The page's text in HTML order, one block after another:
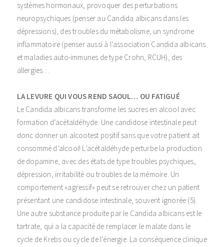
systèmes hormonaux, provoquer des perturbations
neuropsychiques (penser au Candida albicans dans les
dépressions), des troubles du métabolisme, un syndrome
inflammatoire (penser aussi à l’association Candida albicans
et maladies auto-immunes de type Crohn, RCUH), des
allergies…
LA LEVURE QUI VOUS REND SAOUL… OU FATIGUÉ
Le Candida albicans transforme les sucres en alcool avec
formation d’acétaldéhyde. Une candidose intestinale peut
donc donner un alcootest positif sans que votre patient ait
consommé d’alcool! L’acétaldéhyde perturbe la production
de dopamine, avec des états de type troubles psychiques,
dépression, irritabilité ou troubles de la mémoire. Un
comportement «agressif» peut se retrouver chez un patient
présentant une candidose intestinale, souvent ignorée (5).
Une autre substance produite par le Candida albicans est le
tartrate, qui a la capacité de remplacer le malate dans le
cycle de Krebs ou cycle de l’énergie. La conséquence clinique